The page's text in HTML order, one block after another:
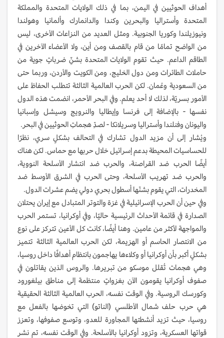
أهداف الحوثيين في اليمن، بما في ذلك الولايات المتحدة والمملكة
المتحدة وأستراليا والبحرين وكندا والدانمارك وألمانيا وهولندا
ونيوزيلندا وكوريا الجنوبية. ومثل العديد من النزاعات الأخرى، ليس
من الواضح تمامًا من قام بالقصف ومن أين، ولا الأعضاء الآخرين في
الطاقم الداعم. حيث تقوم الولايات المتحدة بشنِّ ضرباتٍ جوية من
حاملات الطائرات ومن دول الخليج، ومن الكويت والأردن، وربما حتى
من السعودية وعُمان. لكن الحرب العالمية الثالثة تتطلب الحفاظ على
الأمور بسريّة، لذلك لا أحد يعلم. وفي البحر الأحمر، انضمت هذه الدول
نفسها - بالإضافة إلى فرنسا وإيطاليا والنرويج وسيشل وإسبانيا
واليونان وفنلندا وأستراليا وسريلانكا - لصدِّ هجماتِ الحوثيين في البحر.
ويُشار إلى أن مزيد الدول تشارك في التحالف بشكلٍ سري، نظرًا
للحساسيات المحيطة بدعم إسرائيل خلال حربها مع حماس. لكن هناك
أيضًا الحرب ضد القراصنة، والحرب ضد انتشار الأسلحة النووية،
والحرب ضد تهريب الأسلحة، وحتى الحرب في الشرق الأوسط ضد
المخدرات، التي يقوم بشنّها أسطول بحري دولي يضم عشرات الدول.
وفي حين أن الحرب الإسرائيلية في غزة والتوتر المتبادل مع إيران يحتلان
الصدارة في قائمة الأحداث الرئيسية حاليًا، وفي أوكرانيا، تستمر الحرب
والمواجهة لأكثر من عامين. وهنا أيضًا، كانت كل الأعين تتركز على نوع
من الانتصار الحاسم أو الهزيمة، لكن الحرب العالمية الثالثة تتميز
بشكلٍ أكبر بأن أوكرانيا أو وكلاءها يهاجمون بانتظام أهدافًا داخل روسيا،
وهي هجمات تُقلل موسكو من تبريرها. والروس الذين يقاتلون في
صفوف أوكرانيا يقومون الآن بغزواتٍ منتظمة إلى مناطق بيلغورود
وكورسك الروسية. وفي الوقت نفسه، الحرب العالمية الثالثة الحقيقية
هي حرب حلف شمال الأطلسي (الناتو) التي تخوضها بالفعل مع
روسيا، حيث تزيد أنشطتها المجاورة للعدو، وتوسع صفوفها، وتعزز
قواتها العسكرية، وتزود أوكرانيا بالأسلحة. وفي الوقت نفسه، تم نشر